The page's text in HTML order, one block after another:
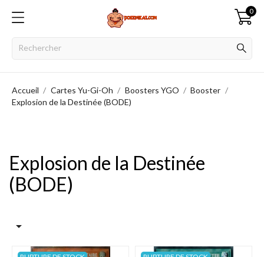
0
Accueil Cartes Yu-Gi-Oh Boosters YGO
Booster
Explosion de la Destinée (BODE)
Explosion de la Destinée
(BODE)
